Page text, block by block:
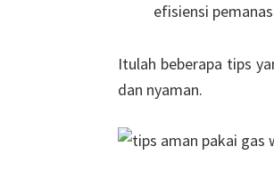
efisiensi
Itulah beberapa tips
dan nyaman.